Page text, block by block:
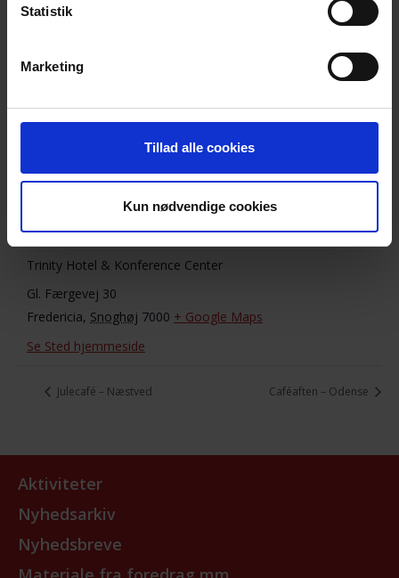
Statistik
Marketing
Tillad alle cookies
Kun nødvendige cookies
Dato:
Tidspunkt:
Kategorier:
Bestyrelsesmøde,
STED
Trinity Hotel & Konference Center
Gl. Færgevej 30
Fredericia, Snoghøj 7000 + Google Maps
Se Sted hjemmeside
2423 4475
info@efterladte.dk
Se Arrangør hjemmeside
Julecafé – Næstved Caféaften – Odense
Aktiviteter
Nyhedsarkiv
Nyhedsbreve